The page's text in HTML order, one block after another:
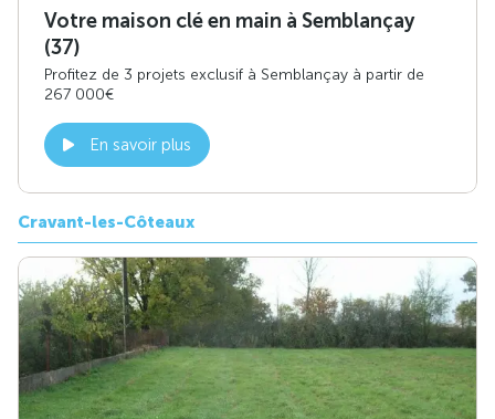
Votre maison clé en main à Semblançay
(37)
Profitez de 3 projets exclusif à Semblançay à partir de
267 000€
En savoir plus
Cravant-les-Côteaux